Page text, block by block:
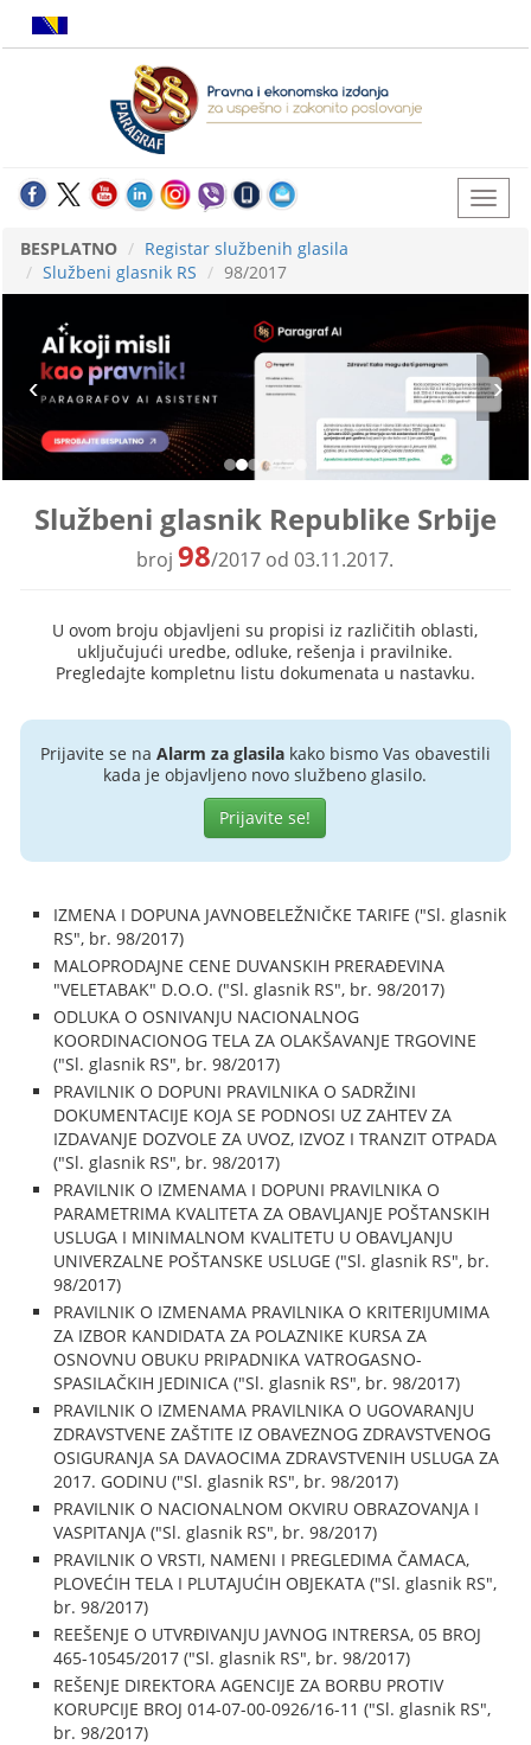
BESPLATNO
Registar službenih glasila
Službeni glasnik RS
98/2017
Službeni glasnik Republike Srbije
broj98/2017 od 03.11.2017.
U ovom broju objavljeni su propisi iz različitih oblasti,
uključujući uredbe, odluke, rešenja i pravilnike.
Pregledajte kompletnu listu dokumenata u nastavku.
Prijavite se na Alarm za glasilakako bismo Vas obavestili
kada je objavljeno novo službeno glasilo.
Prijavite se!
IZMENA I DOPUNA JAVNOBELEŽNIČKE TARIFE ("Sl. glasnik
RS", br. 98/2017)
MALOPRODAJNE CENE DUVANSKIH PRERAĐEVINA
"VELETABAK" D.O.O. ("Sl. glasnik RS", br. 98/2017)
ODLUKA O OSNIVANJU NACIONALNOG
KOORDINACIONOG TELA ZA OLAKŠAVANJE TRGOVINE
("Sl. glasnik RS", br. 98/2017)
PRAVILNIK O DOPUNI PRAVILNIKA O SADRŽINI
DOKUMENTACIJE KOJA SE PODNOSI UZ ZAHTEV ZA
IZDAVANJE DOZVOLE ZA UVOZ, IZVOZ I TRANZIT OTPADA
("Sl. glasnik RS", br. 98/2017)
PRAVILNIK O IZMENAMA I DOPUNI PRAVILNIKA O
PARAMETRIMA KVALITETA ZA OBAVLJANJE POŠTANSKIH
USLUGA I MINIMALNOM KVALITETU U OBAVLJANJU
UNIVERZALNE POŠTANSKE USLUGE ("Sl. glasnik RS", br.
98/2017)
PRAVILNIK O IZMENAMA PRAVILNIKA O KRITERIJUMIMA
ZA IZBOR KANDIDATA ZA POLAZNIKE KURSA ZA
OSNOVNU OBUKU PRIPADNIKA VATROGASNO-
SPASILAČKIH JEDINICA ("Sl. glasnik RS", br. 98/2017)
PRAVILNIK O IZMENAMA PRAVILNIKA O UGOVARANJU
ZDRAVSTVENE ZAŠTITE IZ OBAVEZNOG ZDRAVSTVENOG
OSIGURANJA SA DAVAOCIMA ZDRAVSTVENIH USLUGA ZA
2017. GODINU ("Sl. glasnik RS", br. 98/2017)
PRAVILNIK O NACIONALNOM OKVIRU OBRAZOVANJA I
VASPITANJA ("Sl. glasnik RS", br. 98/2017)
PRAVILNIK O VRSTI, NAMENI I PREGLEDIMA ČAMACA,
PLOVEĆIH TELA I PLUTAJUĆIH OBJEKATA ("Sl. glasnik RS",
br. 98/2017)
REEŠENJE O UTVRĐIVANJU JAVNOG INTRERSA, 05 BROJ
465-10545/2017 ("Sl. glasnik RS", br. 98/2017)
REŠENJE DIREKTORA AGENCIJE ZA BORBU PROTIV
KORUPCIJE BROJ 014-07-00-0926/16-11 ("Sl. glasnik RS",
br. 98/2017)